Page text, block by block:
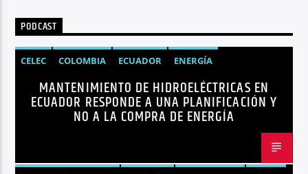
PODCAST
CELEC COLOMBIA ECUADOR
ENERGÍA
HIDROELÉCTRICAS
NOTICIAS
MANTENIMIENTO DE HIDROELÉCTRICAS EN
ECUADOR RESPONDE A UNA PLANIFICACIÓN Y
NO A LA COMPRA DE ENERGÍA